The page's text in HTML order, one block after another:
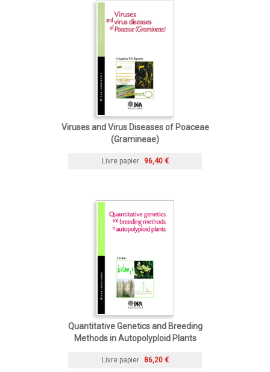
Viruses and Virus Diseases of Poaceae
(Gramineae)
Livre papier 96,40 €
Quantitative Genetics and Breeding
Methods in Autopolyploid Plants
Livre papier 86,20 €